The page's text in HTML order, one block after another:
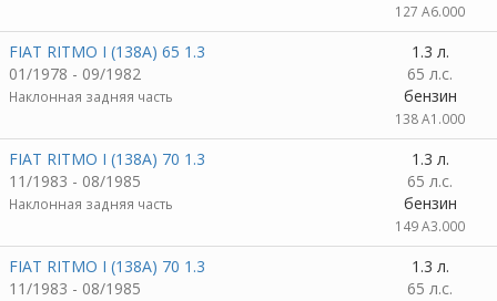
127 A6.000
FIAT RITMO I (138A) 65 1.3
01/1978 - 09/1982
Наклонная задняя часть
1.3 л.
65 л.с.
бензин
138 A1.000
FIAT RITMO I (138A) 70 1.3
11/1983 - 08/1985
Наклонная задняя часть
1.3 л.
65 л.с.
бензин
149 A3.000
FIAT RITMO I (138A) 70 1.3
11/1983 - 08/1985
1.3 л.
65 л.с.